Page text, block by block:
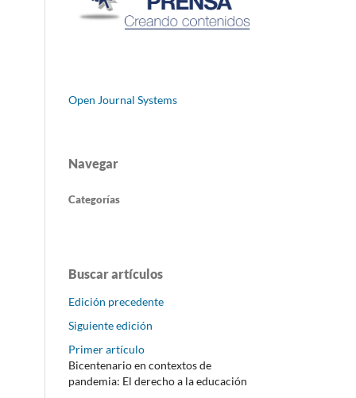
Open Journal Systems
Navegar
Categorías
Buscar artículos
Edición precedente
Siguiente edición
Primer artículo
Bicentenario en contextos de
pandemia: El derecho a la educación